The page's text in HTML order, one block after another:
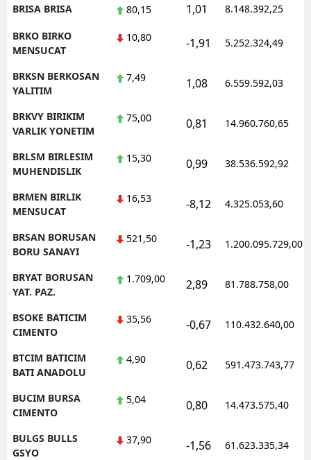
BRISA BRISA 80,15 1,01 8.148.392,25
BRKO BIRKO
MENSUCAT
10,80 -1,91 5.252.324,49
BRKSN BERKOSAN
YALITIM
7,49 1,08 6.559.592,03
BRKVY BIRIKIM
VARLIK YONETIM
75,00 0,81 14.960.760,65
BRLSM BIRLESIM
MUHENDISLIK
15,30 0,99 38.536.592,92
BRMEN BIRLIK
MENSUCAT
16,53 -8,12 4.325.053,60
BRSAN BORUSAN
BORU SANAYI
521,50 -1,23 1.200.095.729,00
BRYAT BORUSAN
YAT. PAZ.
1.709,00 2,89 81.788.758,00
BSOKE BATICIM
CIMENTO
35,56 -0,67 110.432.640,00
BTCIM BATICIM
BATI ANADOLU
4,90 0,62 591.473.743,77
BUCIM BURSA
CIMENTO
5,04 0,80 14.473.575,40
BULGS BULLS
GSYO
37,90 -1,56 61.623.335,34